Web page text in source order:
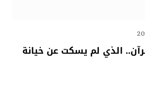
الذي لم يسكت عن خيانة